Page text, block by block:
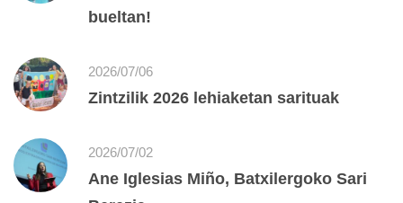
bueltan!
2026/07/06
Zintzilik 2026 lehiaketan sarituak
2026/07/02
Ane Iglesias Miño, Batxilergoko Sari